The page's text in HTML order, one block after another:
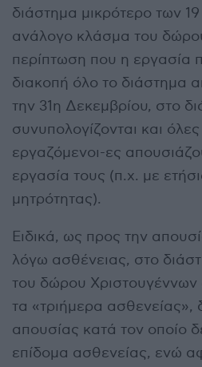
διάστημα μικρότερο των
ανάλογο κλάσμα του
περίπτωση που η εργασία
διακοπή όλο το διάστημα
την 31η Δεκεμβρίου, στο
συνυπολογίζονται και
εργαζόμενοι-ες
εργασία τους (π.χ. με
μητρότητας).
Ειδικά, ως προς την
λόγω ασθένειας, στο
του δώρου Χριστουγέννων
τα «τριήμερα
απουσίας κατά τον οποίο
επίδομα ασθενείας, ενώ